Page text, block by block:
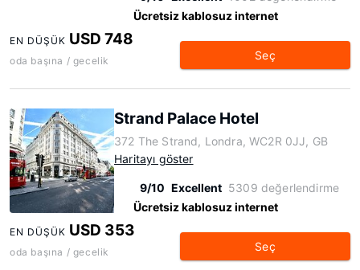
Ücretsiz kablosuz internet
EN DÜŞÜK USD 748
oda başına / gecelik Seç
Strand Palace Hotel
372 The Strand, Londra, WC2R 0JJ, GB
Haritayı göster
9/10 Excellent 5309 değerlendirme
Ücretsiz kablosuz internet
EN DÜŞÜK USD 353
oda başına / gecelik Seç